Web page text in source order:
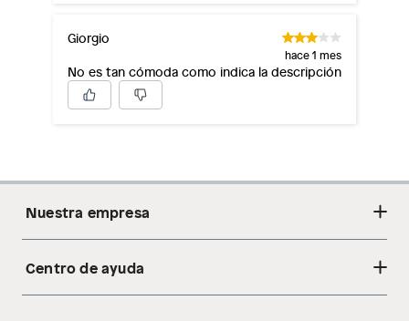
Giorgio
hace 1 mes
No es tan cómoda como indica la descripción
Nuestra empresa
Acerca de nosotros
Centro de ayuda